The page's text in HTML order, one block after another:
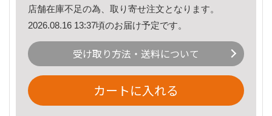
店舗在庫不足の為、取り寄せ注文となります。
2026.08.16 13:37頃のお届け予定です。
受け取り方法・送料について
カートに入れる